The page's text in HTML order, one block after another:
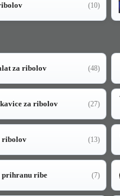
(10)
za ribolov (48)
za ribolov (27)
ribolov (13)
prihranu ribe (7)